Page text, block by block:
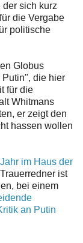
sich kurz
die Vergabe
politische
Globus
Putin", die hier
für die
Whitmans
er zeigt den
hassen wollen
im Haus der
ist
bei einem
an Putin